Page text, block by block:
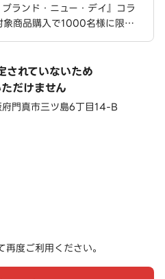
ランド・ニュー・デイ』コラ
商品購入で1000名様に限定
らに、豪華限定グッズが合計76
されていないため
だけません
府門真市三ツ島6丁目14-B
度ご利用ください。